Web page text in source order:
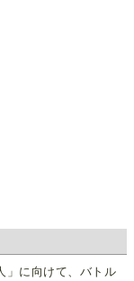
」に向けて、バトル